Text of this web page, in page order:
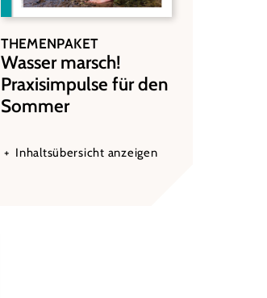
THEMENPAKET
:
Wasser marsch!
Praxisimpulse für den
Sommer
Inhaltsübersicht anzeigen